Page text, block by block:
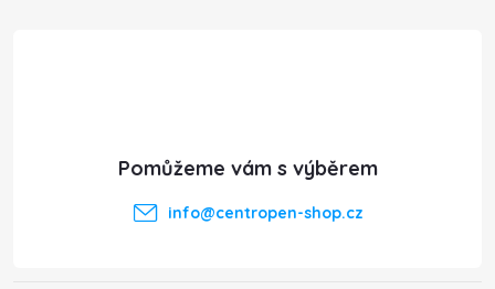
info@centropen-shop.cz